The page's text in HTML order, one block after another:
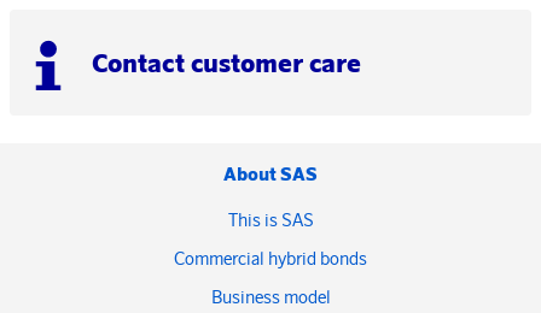
Contact customer care
About SAS
This is SAS
Commercial hybrid bonds
Business model